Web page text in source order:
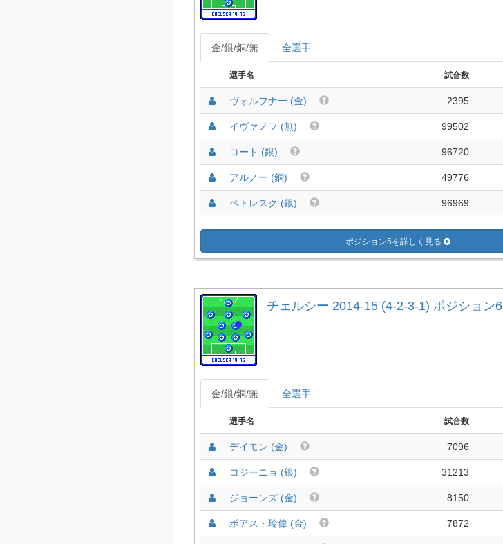
金/銀/銅/無 全選手
選手名 試合数
ヴォルフナー (金) 2395
イヴァノフ (無) 99502
コート (銀) 96720
アルノー (銅) 49776
ペトレスク (銀) 96969
ポジション5を詳しく見る
チェルシー 2014-15 (4-2-3-1) ポジション6
金/銀/銅/無 全選手
選手名 試合数
デイモン (金) 7096
コジーニョ (銀) 31213
ジョーンズ (金) 8150
ボアス・玲偉 (金) 7872